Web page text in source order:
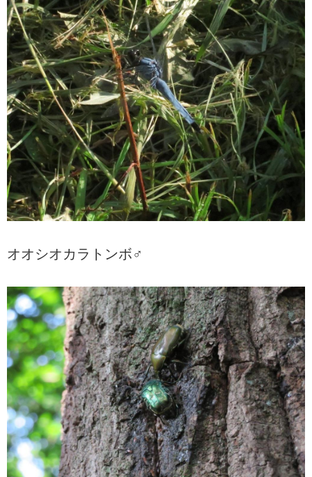
オオシオカラトンボ♂